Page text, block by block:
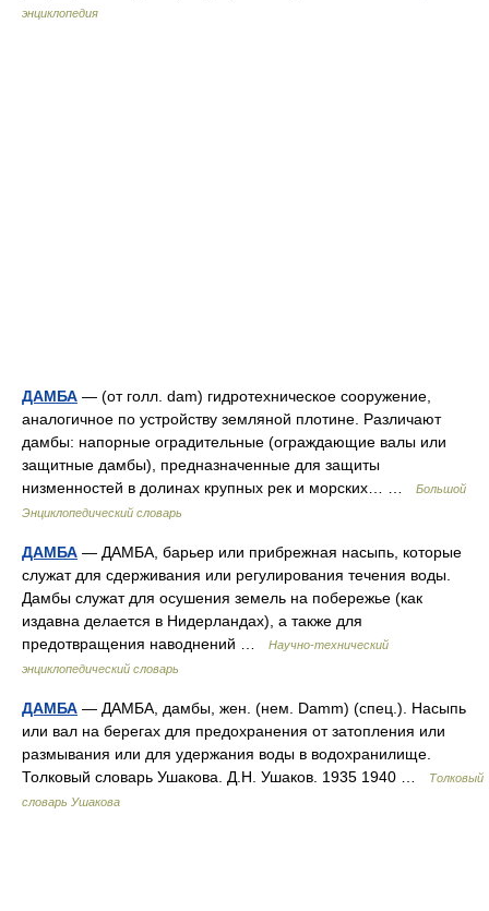
энциклопедия
ДАМБА — (от голл. dam) гидротехническое сооружение,
аналогичное по устройству земляной плотине. Различают
дамбы: напорные оградительные (ограждающие валы или
защитные дамбы), предназначенные для защиты
низменностей в долинах крупных рек и морских… …
Большой
Энциклопедический словарь
ДАМБА — ДАМБА, барьер или прибрежная насыпь, которые
служат для сдерживания или регулирования течения воды.
Дамбы служат для осушения земель на побережье (как
издавна делается в Нидерландах), а также для
предотвращения наводнений …
Научно-технический
энциклопедический словарь
ДАМБА — ДАМБА, дамбы, жен. (нем. Damm) (спец.). Насыпь
или вал на берегах для предохранения от затопления или
размывания или для удержания воды в водохранилище.
Толковый словарь Ушакова. Д.Н. Ушаков. 1935 1940 …
Толковый
словарь Ушакова